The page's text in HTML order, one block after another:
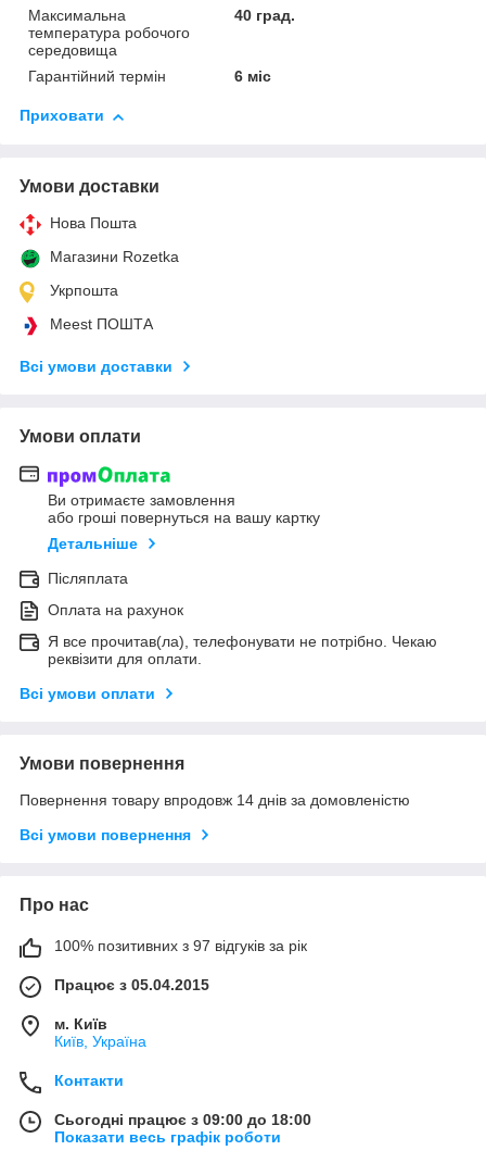
Максимальна
температура робочого
середовища
40 град.
Гарантійний термін 6 міс
Приховати
Умови доставки
Нова Пошта
Магазини Rozetka
Укрпошта
Meest ПОШТА
Всі умови доставки
Умови оплати
Ви отримаєте замовлення
або гроші повернуться на вашу картку
Детальніше
Післяплата
Оплата на рахунок
Я все прочитав(ла), телефонувати не потрібно. Чекаю
реквізити для оплати.
Всі умови оплати
Умови повернення
Повернення товару впродовж 14 днів за домовленістю
Всі умови повернення
Про нас
100% позитивних з 97 відгуків за рік
Працює з 05.04.2015
м. Київ
Київ, Україна
Контакти
Сьогодні працює з 09:00 до 18:00
Показати весь графік роботи